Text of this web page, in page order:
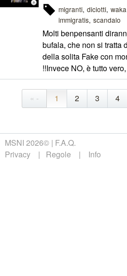
migranti diciotti
immigratis scandalo
Molti benpensanti
bufala, che non si tratta
della solita Fake con
!!Invece NO, è tutto
« - 1 2 3 4
MSNI 2026© F.A.Q.
Privacy
Regole Info